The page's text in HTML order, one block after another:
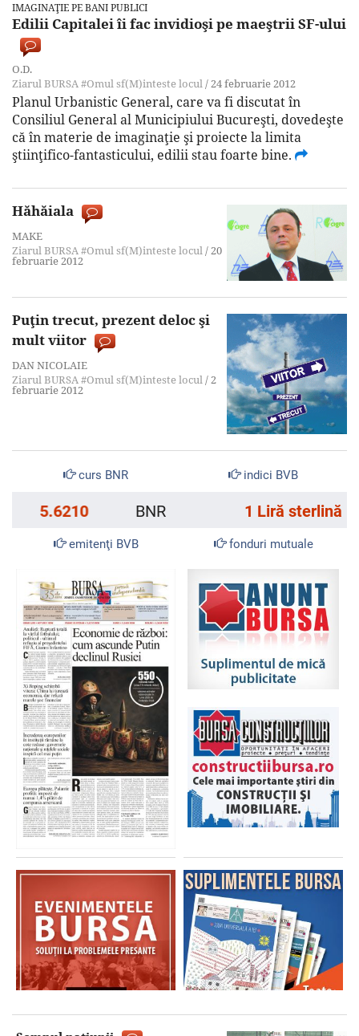
IMAGINAŢIE PE BANI PUBLICI
Edilii Capitalei îi fac invidioşi pe maeştrii SF-ului
O.D.
Ziarul BURSA#Omul sf(M)inteste locul/24 februarie 2012
Planul Urbanistic General, care va fi discutat în
Consiliul General al Municipiului Bucureşti, dovedeşte
că în materie de imaginaţie şi proiecte la limita
ştiinţifico-fantasticului, edilii stau foarte bine.
Hăhăiala
MAKE
Ziarul BURSA#Omul sf(M)inteste locul/20
februarie 2012
Puţin trecut, prezent deloc şi
mult viitor
DAN NICOLAIE
Ziarul BURSA#Omul sf(M)inteste locul/2
februarie 2012
curs BNR indici BVB
BNR 1 Liră sterlină 6.1244
emitenţi BVB fonduri mutuale